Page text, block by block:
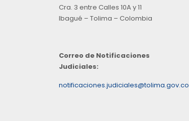
Cra. 3 entre Calles 10A y 11
Ibagué – Tolima – Colombia
Correo de Notificaciones
Judiciales:
notificaciones.judiciales@tolima.gov.co